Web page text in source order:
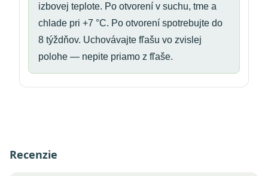
izbovej teplote. Po otvorení v suchu, tme a
chlade pri +7 °C. Po otvorení spotrebujte do
8 týždňov. Uchovávajte fľašu vo zvislej
polohe — nepite priamo z fľaše.
Recenzie